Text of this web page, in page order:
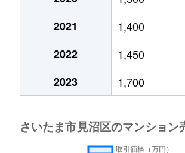
2021
1,400
2022
1,450
2023
1,700